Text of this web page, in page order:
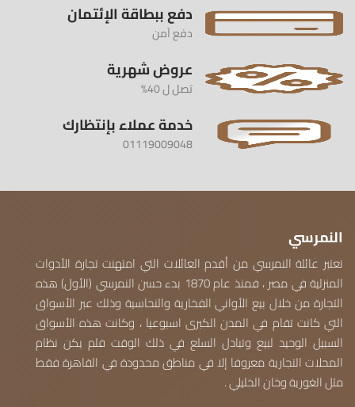
دفع ببطاقة الإئتمان
دفع آمن
عروض شهرية
تصل ل 40%
خدمة عملاء بإنتظارك
01119009048
النمرسي
تعتبر عائلة النمرسي من أقدم العائلات التي امتهنت تجارة الأدوات
المنزلية في مصر ، فمنذ عام 1870 بدء حسن النمرسي (الأول) هذه
التجارة من خلال بيع الأواني الفخارية والنحاسية وذلك عبر الأسواق
التي كانت تقام في المدن الكبرى اسبوعيا ، وكانت هذه الأسواق
السبيل الوحيد لبيع وتبادل السلع في ذلك الوقت فلم يكن نظام
المحلات التجارية معروفا إلا في مناطق محدودة في القاهرة فقط
مثل الغورية وخان الخليلي .